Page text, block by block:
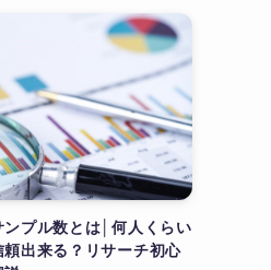
プル数とは│何人くらい
出来る？リサーチ初心